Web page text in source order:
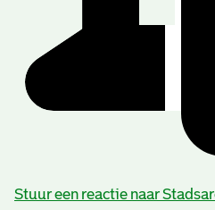
Stuur een reactie naar